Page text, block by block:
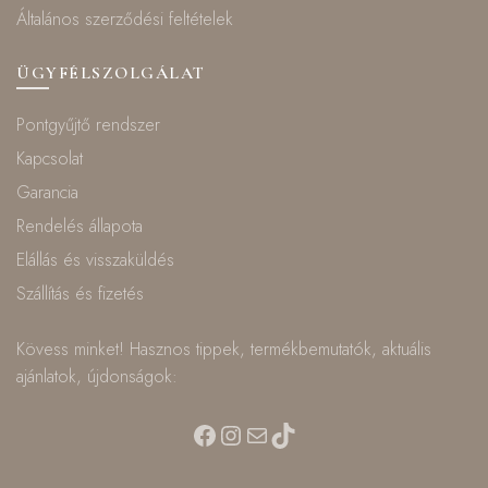
Általános szerződési feltételek
ÜGYFÉLSZOLGÁLAT
Pontgyűjtő rendszer
Kapcsolat
Garancia
Rendelés állapota
Elállás és visszaküldés
Szállítás és fizetés
Kövess minket! Hasznos tippek, termékbemutatók, aktuális
ajánlatok, újdonságok:
Facebook
Instagram
MailTikTok